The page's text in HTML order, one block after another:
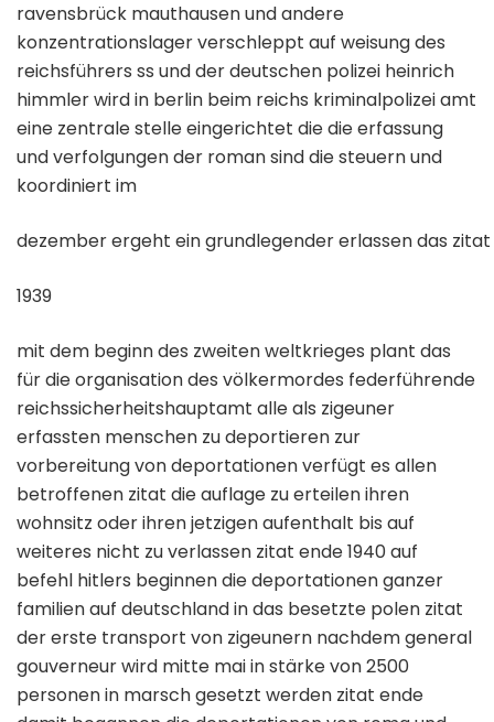
ravensbrück mauthausen und andere
konzentrationslager verschleppt auf weisung des
reichsführers ss und der deutschen polizei heinrich
himmler wird in berlin beim reichs kriminalpolizei amt
eine zentrale stelle eingerichtet die die erfassung
und verfolgungen der roman sind die steuern und
koordiniert im
dezember ergeht ein grundlegender erlassen das
1939
mit dem beginn des zweiten weltkrieges plant das
für die organisation des völkermordes federführende
reichssicherheitshauptamt alle als zigeuner
erfassten menschen zu deportieren zur
vorbereitung von deportationen verfügt es allen
betroffenen zitat die auflage zu erteilen ihren
wohnsitz oder ihren jetzigen aufenthalt bis auf
weiteres nicht zu verlassen zitat ende 1940 auf
befehl hitlers beginnen die deportationen ganzer
familien auf deutschland in das besetzte polen zitat
der erste transport von zigeunern nachdem general
gouverneur wird mitte mai in stärke von 2500
personen in marsch gesetzt werden zitat ende